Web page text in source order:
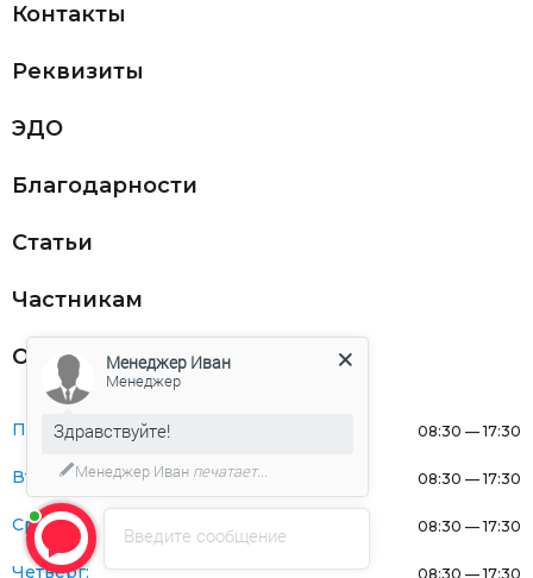
Контакты
Реквизиты
ЭДО
Благодарности
Статьи
Частникам
Оферта
Понедельник: 08:30 — 17:30
Вторник: 08:30 — 17:30
Среда: 08:30 — 17:30
Четверг: 08:30 — 17:30
Введите сообщение
Менеджер Иван
Менеджер
Здравствуйте!
Менеджер Иван печатает...